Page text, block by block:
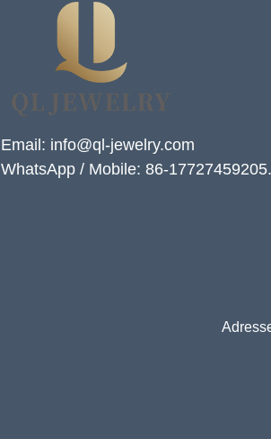
Email: info@ql-jewelry.com
WhatsApp / Mobile: 86-17727459205.